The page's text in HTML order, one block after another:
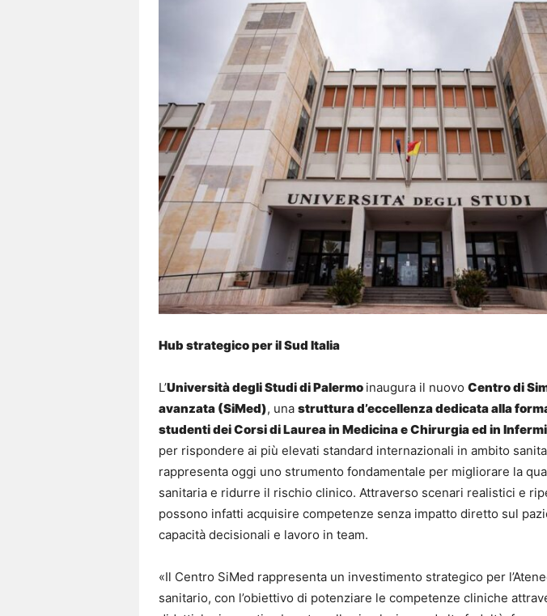
Hub strategico per il Sud Italia
L’Università degli Studi di Palermo inaugura il nuovo Centro di
avanzata (SiMed), una struttura d’eccellenza dedicata alla
studenti dei Corsi di Laurea in Medicina e Chirurgia ed in
per rispondere ai più elevati standard internazionali in ambito
rappresenta oggi uno strumento fondamentale per migliorare la
sanitaria e ridurre il rischio clinico. Attraverso scenari realistici e
possono infatti acquisire competenze senza impatto diretto sul
capacità decisionali e lavoro in team.
«Il Centro SiMed rappresenta un investimento strategico per
sanitario, con l’obiettivo di potenziare le competenze cliniche